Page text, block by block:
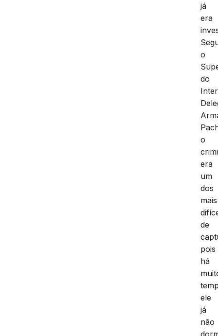
já
era
o
do
o
era
um
dos
mais
de
pois
há
ele
já
não